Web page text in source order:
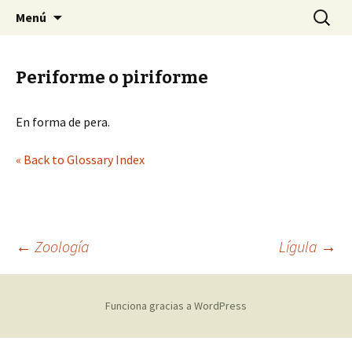
SMACH
Sociedad Malacológica de Chile
Menú Buscar:
Periforme o piriforme
En forma de pera.
« Back to Glossary Index
Navegación
de
← Zoología Lígula →
Funciona gracias a WordPress